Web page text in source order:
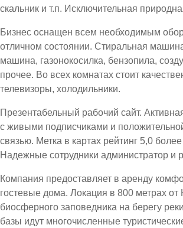
скальник и т.п. Исключительная
Бизнес оснащен всем необходимым
отличном состоянии. Стиральная
машина, газонокосилка, бензопила,
прочее. Во всех комнатах стоит
телевизоры, холодильники.
Презентабельный рабочий сайт.
с живыми подписчиками и
связью. Метка в картах рейтинг 5,0
Надежные сотрудники администратор и
Компания предоставляет в аренду
гостевые дома. Локация в 800 метрах от
биосферного заповедника на берегу
базы идут многочисленные